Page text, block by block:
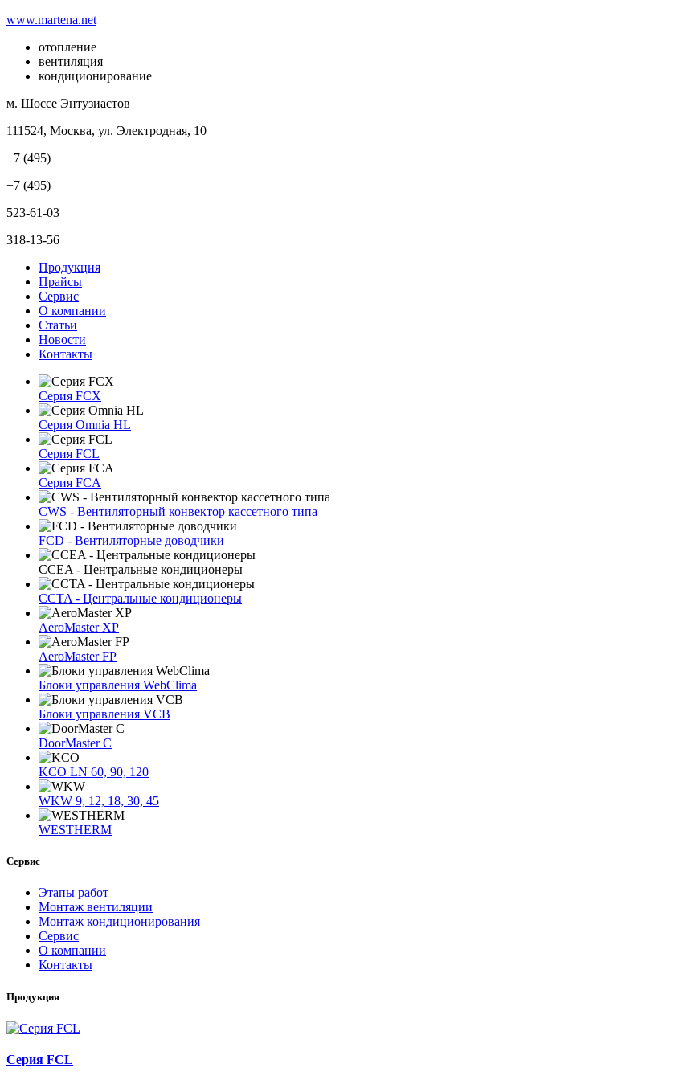
www.martena.net
отопление
вентиляция
кондиционирование
м. Шоссе Энтузиастов
111524, Москва, ул. Электродная, 10
+7 (495)
+7 (495)
523-61-03
318-13-56
Продукция
Прайсы
Сервис
О компании
Статьи
Новости
Контакты
Серия FCX
Серия Omnia HL
Серия FCL
Серия FCA
CWS - Вентиляторный конвектор кассетного типа
FCD - Вентиляторные доводчики
CCEA - Центральные кондиционеры
CCTA - Центральные кондиционеры
AeroMaster XP
AeroMaster FP
Блоки упрaвлeния WebClima
Блоки упрaвлeния VCB
DoorMaster C
KCO LN 60, 90, 120
WKW 9, 12, 18, 30, 45
WESTHERM
Сервис
Этапы работ
Монтаж вентиляции
Монтаж кондиционирования
Сервис
О компании
Контакты
Продукция
Серия FCL